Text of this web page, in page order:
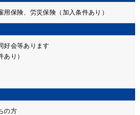
保険、労災保険（加入条件あり）
好会等あります
り）
の方